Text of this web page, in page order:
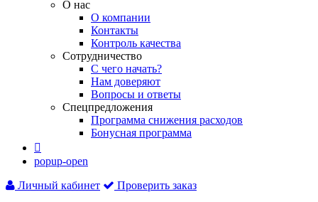
О нас
О компании
Контакты
Контроль качества
Сотрудничество
С чего начать?
Нам доверяют
Вопросы и ответы
Спецпредложения
Программа снижения расходов
Бонусная программа

popup-open
Личный кабинет
Проверить заказ